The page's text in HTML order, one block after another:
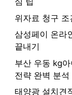
위자료 청구
삼성페이 온라
끝내기
부산 우동 kg
전략 완벽 분석
태양광 설치견